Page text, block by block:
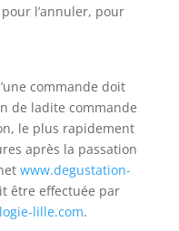
l’annuler, pour
commande doit
de ladite commande
le plus rapidement
après la passation
www.degustation-
être effectuée par
lille.com.